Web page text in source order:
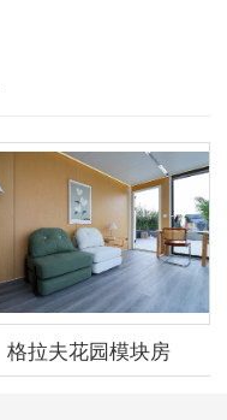
格拉夫花园模块房